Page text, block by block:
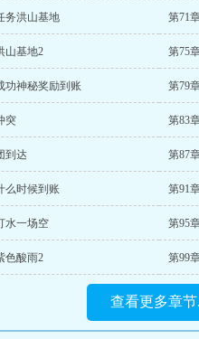
务洪山基地 第71
山基地2 第75
功神秘奖励到账 第79
突 第83
到达 第87
么时候到账 第91
水一场空 第95
色酸雨2 第99
查看更多章节